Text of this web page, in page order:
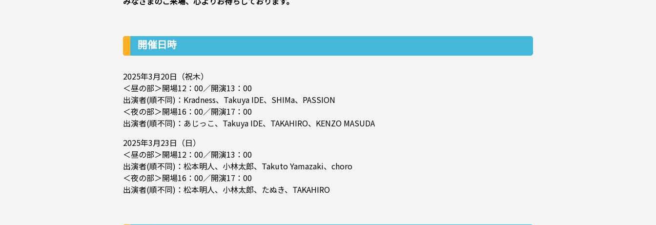
開催日時
2025年3月20日（祝木）
＜昼の部＞開場12：00／開演13：00
出演者(順不同)：Kradness、Takuya IDE、SHIMa、PASSION
＜夜の部＞開場16：00／開演17：00
出演者(順不同)：あじっこ、Takuya IDE、TAKAHIRO、KENZO MASUDA
2025年3月23日（日）
＜昼の部＞開場12：00／開演13：00
出演者(順不同)：松本明人、小林太郎、Takuto Yamazaki、choro
＜夜の部＞開場16：00／開演17：00
出演者(順不同)：松本明人、小林太郎、たぬき、TAKAHIRO